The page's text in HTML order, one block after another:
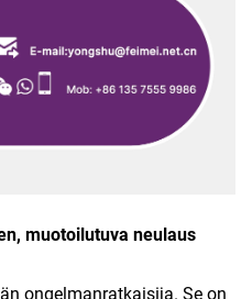
muotoilutuva neulaus
ongelmanratkaisija. Se on